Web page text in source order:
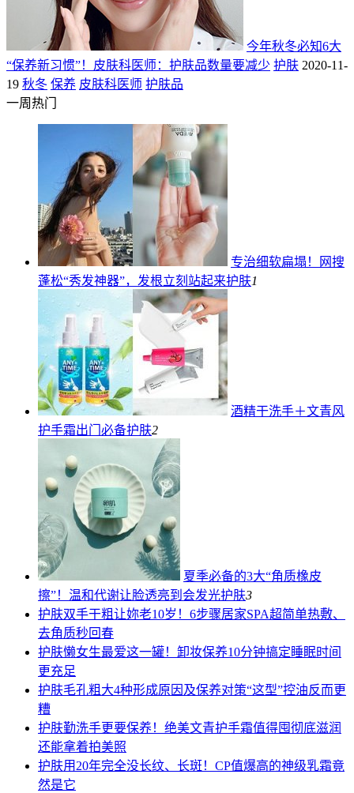
今年秋冬必知6大
“保养新习惯”！皮肤科医师：护肤品数量要减少 护肤 2020-11-
19 秋冬 保养 皮肤科医师 护肤品
一周热门
专治细软扁塌！网搜
蓬松“秀发神器”，发根立刻站起来护肤1
酒精干洗手＋文青风
护手霜出门必备护肤2
夏季必备的3大“角质橡皮
擦”！温和代谢让脸透亮到会发光护肤3
护肤双手干粗让妳老10岁！6步骤居家SPA超简单热敷、
去角质秒回春
护肤懒女生最爱这一罐！卸妆保养10分钟搞定睡眠时间
更充足
护肤毛孔粗大4种形成原因及保养对策“这型”控油反而更
糟
护肤勤洗手更要保养！绝美文青护手霜值得囤彻底滋润
还能拿着拍美照
护肤用20年完全没长纹、长斑！CP值爆高的神级乳霜竟
然是它